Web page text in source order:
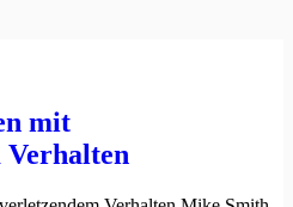
mit
Verhalten